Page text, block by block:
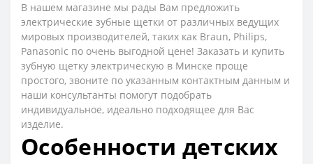
В нашем магазине мы рады Вам предложить
электрические зубные щетки от различных ведущих
мировых производителей, таких как Braun, Philips,
Panasonic по очень выгодной цене! Заказать и купить
зубную щетку электрическую в Минске проще
простого, звоните по указанным контактным данным и
наши консультанты помогут подобрать
индивидуальное, идеально подходящее для Вас
изделие.
Особенности детских